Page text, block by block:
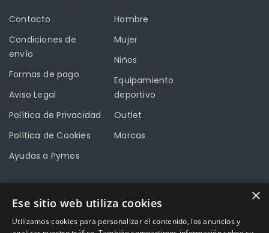
Contacto
Condiciones de
envío
Formas de pago
Aviso Legal
Política de Privacidad
Política de Cookies
Ayudas a Pymes
Hombre
Mujer
Niños
Equipamiento
deportivo
Outlet
Marcas
CONTACTO
Calle Méndez Núñez nº3 – Fuente Palmera 14120 Córdoba
×
Ese sitio web utiliza cookies
Utilizamos cookies para personalizar el contenido, los anuncios y